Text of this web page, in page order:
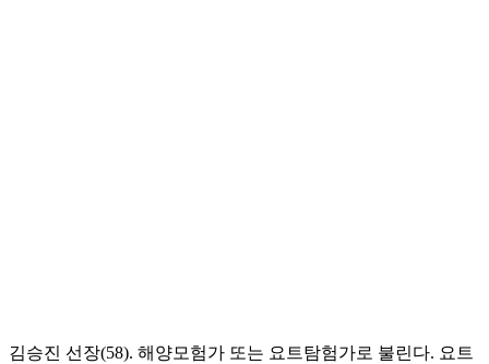
김승진 선장(58). 해양모험가 또는 요트탐험가로 불린다. 요트